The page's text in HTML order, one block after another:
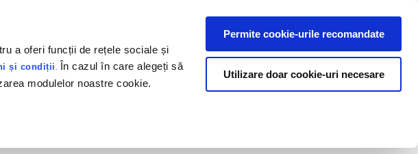
a oferi funcții de rețele sociale și
și condiții . În cazul în care alegeți să
modulelor noastre cookie.
Permite cookie-urile recomandate
Utilizare doar cookie-uri necesare